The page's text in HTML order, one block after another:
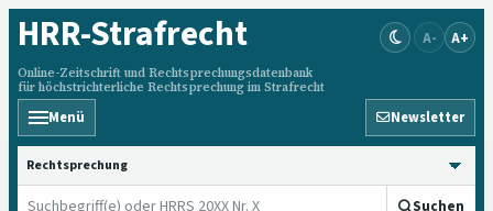
HRR-Strafrecht
Online-Zeitschrift und Rechtsprechungsdatenbank
für höchstrichterliche Rechtsprechung im Strafrecht
A- A+
Menü Newsletter
HRRS durchsuchen
Suchen